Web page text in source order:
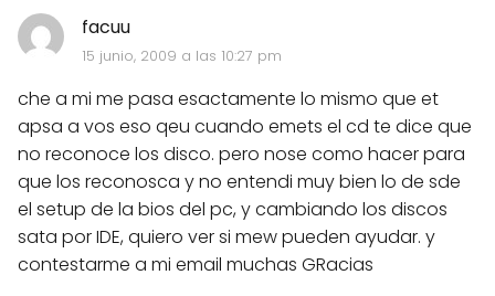
facuu
15 junio, 2009 a las 10:27 pm
che a mi me pasa esactamente lo mismo que et
apsa a vos eso qeu cuando emets el cd te dice que
no reconoce los disco. pero nose como hacer para
que los reconosca y no entendi muy bien lo de sde
el setup de la bios del pc, y cambiando los discos
sata por IDE, quiero ver si mew pueden ayudar. y
contestarme a mi email muchas GRacias